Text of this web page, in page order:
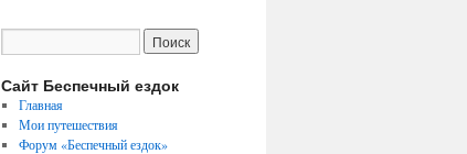
Сайт Беспечный ездок
Главная
Мои путешествия
Форум «Беспечный ездок»